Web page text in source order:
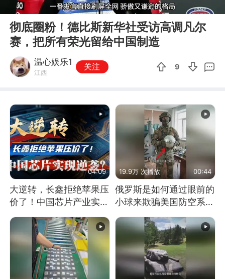
00:00 01:53
彻底圈粉！德比斯新华社受访高调凡尔
赛，把所有荣光留给中国制造
温心娱乐1
江西
关注 9
04:09
大逆转，长鑫拒绝苹果压
价了！中国芯片产业实现
怎样的逆袭？
19.9万 次播放 00:44
俄罗斯是如何通过眼前的
小球来欺骗美国防空系统
的